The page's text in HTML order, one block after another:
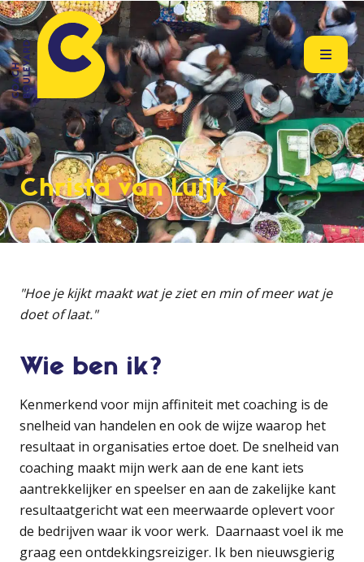
Christa van Luijk
"Hoe je kijkt maakt wat je ziet en min of meer wat je
doet of laat."
Wie ben ik?
Kenmerkend voor mijn affiniteit met coaching is de
snelheid van handelen en ook de wijze waarop het
resultaat in organisaties ertoe doet. De snelheid van
coaching maakt mijn werk aan de ene kant iets
aantrekkelijker en speelser en aan de zakelijke kant
resultaatgericht wat een meerwaarde oplevert voor
de bedrijven waar ik voor werk. Daarnaast voel ik me
graag een ontdekkingsreiziger. Ik ben nieuwsgierig